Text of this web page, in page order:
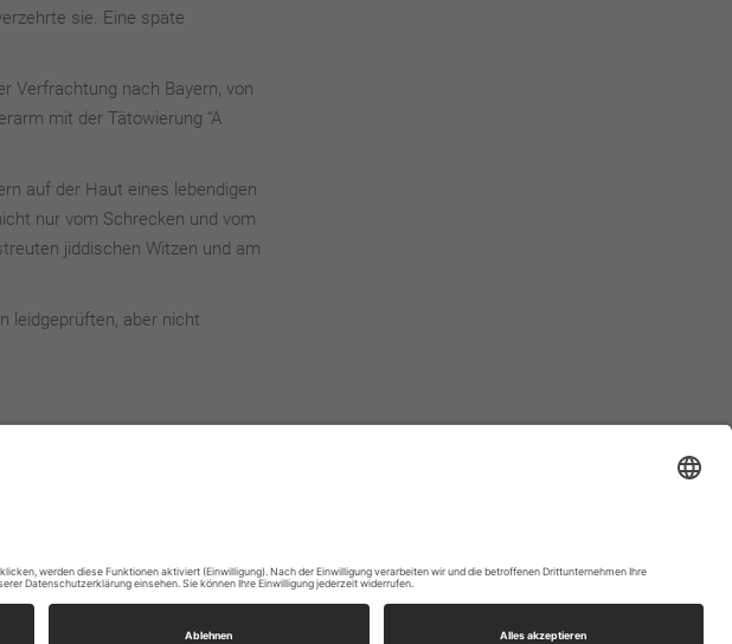
sie. Eine späte
Verfrachtung nach Bayern, von
mit der Tätowierung “A
auf der Haut eines lebendigen
nur vom Schrecken und vom
jiddischen Witzen und am
leidgeprüften, aber nicht